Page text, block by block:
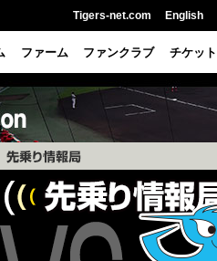
Tigers-net.com English
ファーム ファンクラブ チケット